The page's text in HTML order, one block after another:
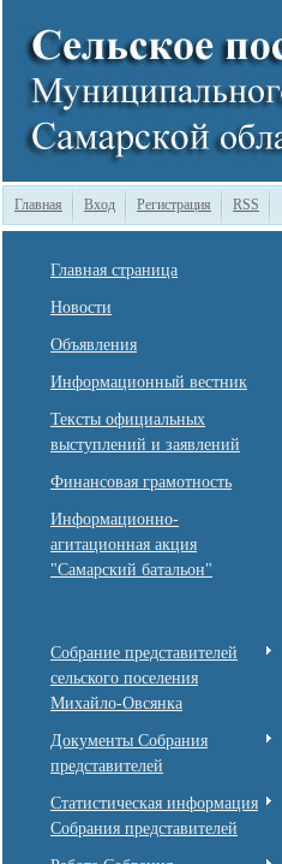
Главная Вход Регистрация RSS
Главная страница
Новости
Объявления
Информационный вестник
Тексты официальных
выступлений и заявлений
Финансовая грамотность
Информационно-
агитационная акция
"Самарский батальон"
Собрание представителей
сельского поселения
Михайло-Овсянка
Документы Собрания
представителей
Статистическая информация
Собрания представителей